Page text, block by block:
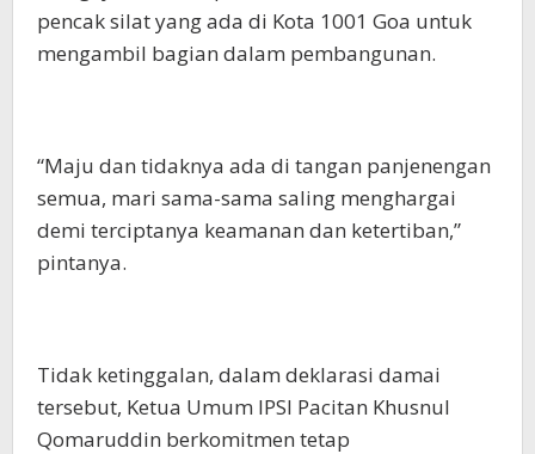
pencak silat yang ada di Kota 1001 Goa untuk
mengambil bagian dalam pembangunan.
“Maju dan tidaknya ada di tangan panjenengan
semua, mari sama-sama saling menghargai
demi terciptanya keamanan dan ketertiban,”
pintanya.
Tidak ketinggalan, dalam deklarasi damai
tersebut, Ketua Umum IPSI Pacitan Khusnul
Qomaruddin berkomitmen tetap